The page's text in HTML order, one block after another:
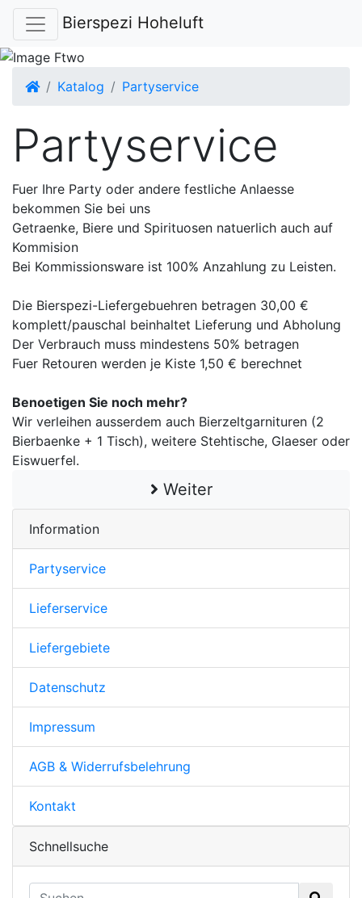
Bierspezi Hoheluft
Startseite
Katalog Partyservice
Partyservice
Fuer Ihre Party oder andere festliche Anlaesse
bekommen Sie bei uns
Getraenke, Biere und Spirituosen natuerlich auch auf
Kommision
Bei Kommissionsware ist 100% Anzahlung zu Leisten.
Die Bierspezi-Liefergebuehren betragen 30,00 €
komplett/pauschal beinhaltet Lieferung und Abholung
Der Verbrauch muss mindestens 50% betragen
Fuer Retouren werden je Kiste 1,50 € berechnet
Benoetigen Sie noch mehr?
Wir verleihen ausserdem auch Bierzeltgarnituren (2
Bierbaenke + 1 Tisch), weitere Stehtische, Glaeser oder
Eiswuerfel.
Weiter
Information
Partyservice
Lieferservice
Liefergebiete
Datenschutz
Impressum
AGB & Widerrufsbelehrung
Kontakt
Schnellsuche